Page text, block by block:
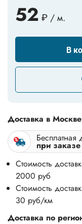
20*20*2
20*40*2
30*30*0,9
30*30*2
30*60*2
35*35*2
52 ₽ / м.
В
Доставка в
Бесплатная
при
Стоимость
2000 руб
Стоимость
30 руб/км
Доставка по